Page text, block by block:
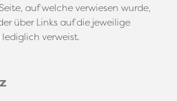
auf welche verwiesen wurde,
über Links auf die jeweilige
verweist.